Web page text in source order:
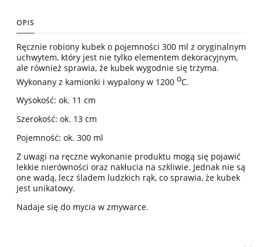
OPIS
Ręcznie robiony kubek o pojemności 300 ml z oryginalnym
uchwytem, który jest nie tylko elementem dekoracyjnym,
ale również sprawia, że kubek wygodnie się trzyma.
Wykonany z kamionki i wypalony w 1200 oC.
Wysokość: ok. 11 cm
Szerokość: ok. 13 cm
Pojemność: ok. 300 ml
Z uwagi na ręczne wykonanie produktu mogą się pojawić
lekkie nierówności oraz nakłucia na szkliwie. Jednak nie są
one wadą, lecz śladem ludzkich rąk, co sprawia, że kubek
jest unikatowy.
Nadaje się do mycia w zmywarce.